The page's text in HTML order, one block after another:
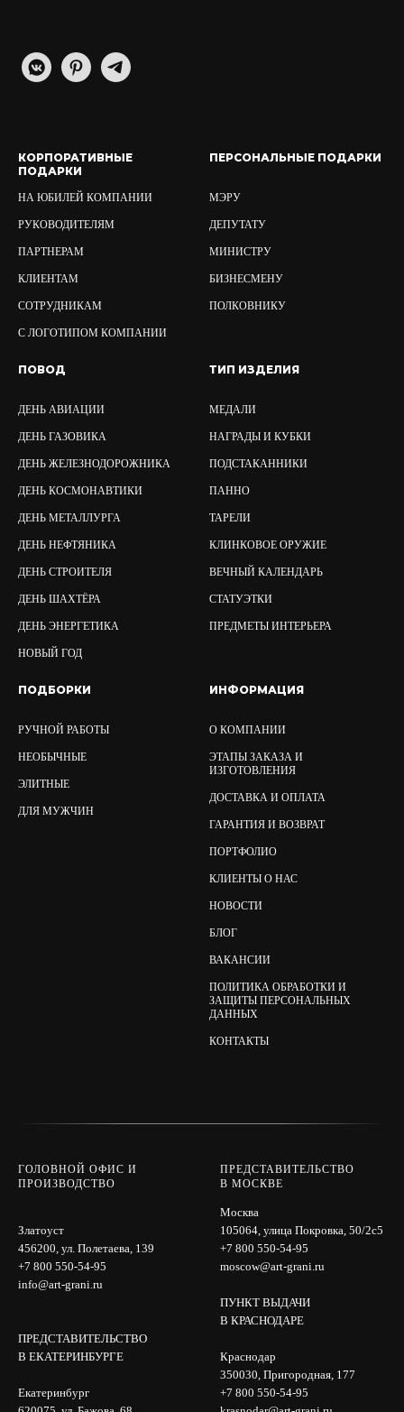
КОРПОРАТИВНЫЕ
ПОДАРКИ
НА ЮБИЛЕЙ КОМПАНИИ
РУКОВОДИТЕЛЯМ
ПАРТНЕРАМ
КЛИЕНТАМ
СОТРУДНИКАМ
С ЛОГОТИПОМ КОМПАНИИ
ПЕРСОНАЛЬНЫЕ ПОДАРКИ
МЭРУ
ДЕПУТАТУ
МИНИСТРУ
БИЗНЕСМЕНУ
ПОЛКОВНИКУ
ПОВОД
ДЕНЬ АВИАЦИИ
ДЕНЬ ГАЗОВИКА
ДЕНЬ ЖЕЛЕЗНОДОРОЖНИКА
ДЕНЬ КОСМОНАВТИКИ
ДЕНЬ МЕТАЛЛУРГА
ДЕНЬ НЕФТЯНИКА
ДЕНЬ СТРОИТЕЛЯ
ДЕНЬ ШАХТЁРА
ДЕНЬ ЭНЕРГЕТИКА
НОВЫЙ ГОД
ТИП ИЗДЕЛИЯ
МЕДАЛИ
НАГРАДЫ И КУБКИ
ПОДСТАКАННИКИ
ПАННО
ТАРЕЛИ
КЛИНКОВОЕ ОРУЖИЕ
ВЕЧНЫЙ КАЛЕНДАРЬ
СТАТУЭТКИ
ПРЕДМЕТЫ ИНТЕРЬЕРА
ПОДБОРКИ
РУЧНОЙ РАБОТЫ
НЕОБЫЧНЫЕ
ЭЛИТНЫЕ
ДЛЯ МУЖЧИН
ИНФОРМАЦИЯ
О КОМПАНИИ
ЭТАПЫ ЗАКАЗА И
ИЗГОТОВЛЕНИЯ
ДОСТАВКА И ОПЛАТА
ГАРАНТИЯ И ВОЗВРАТ
ПОРТФОЛИО
КЛИЕНТЫ О НАС
НОВОСТИ
БЛОГ
ВАКАНСИИ
ПОЛИТИКА ОБРАБОТКИ И
ЗАЩИТЫ ПЕРСОНАЛЬНЫХ
ДАННЫХ
КОНТАКТЫ
ГОЛОВНОЙ ОФИС И
ПРОИЗВОДСТВО
Златоуст
456200, ул. Полетаева, 139
+7 800 550-54-95
info@art-grani.ru
ПРЕДСТАВИТЕЛЬСТВО
В ЕКАТЕРИНБУРГЕ
Екатеринбург
ПРЕДСТАВИТЕЛЬСТВО
В МОСКВЕ
Москва
105064, улица Покровка, 50/2с5
+7 800 550-54-95
moscow@art-grani.ru
ПУНКТ ВЫДАЧИ
В КРАСНОДАРЕ
Краснодар
350030, Пригородная, 177
+7 800 550-54-95